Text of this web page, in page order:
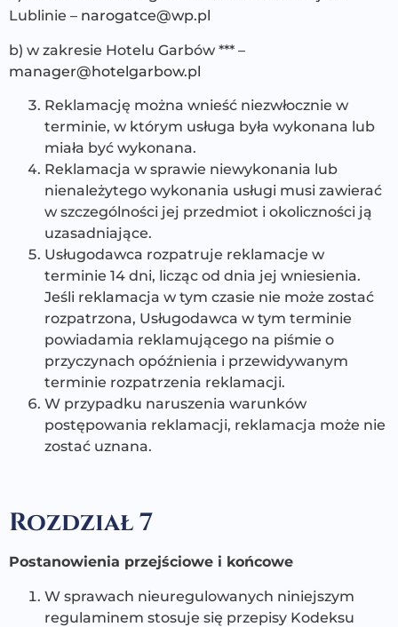
Lublinie – narogatce@wp.pl
b) w zakresie Hotelu Garbów *** –
manager@hotelgarbow.pl
Reklamację można wnieść niezwłocznie w
terminie, w którym usługa była wykonana lub
miała być wykonana.
Reklamacja w sprawie niewykonania lub
nienależytego wykonania usługi musi zawierać
w szczególności jej przedmiot i okoliczności ją
uzasadniające.
Usługodawca rozpatruje reklamacje w
terminie 14 dni, licząc od dnia jej wniesienia.
Jeśli reklamacja w tym czasie nie może zostać
rozpatrzona, Usługodawca w tym terminie
powiadamia reklamującego na piśmie o
przyczynach opóźnienia i przewidywanym
terminie rozpatrzenia reklamacji.
W przypadku naruszenia warunków
postępowania reklamacji, reklamacja może nie
zostać uznana.
Rozdział 7
Postanowienia przejściowe i końcowe
W sprawach nieuregulowanych niniejszym
regulaminem stosuje się przepisy Kodeksu